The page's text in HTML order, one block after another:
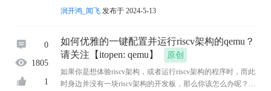
润开鸿_闻飞 发布于 2024-5-13
0
1805
1
如何优雅的一键配置并运行riscv架构的qemu？
请关注【itopen: qemu】
原创
如果你是想体验riscv架构，或者运行riscv架构的程序时，而此
时身边并没有一块riscv架构的开发板，那么你该怎么办呢？